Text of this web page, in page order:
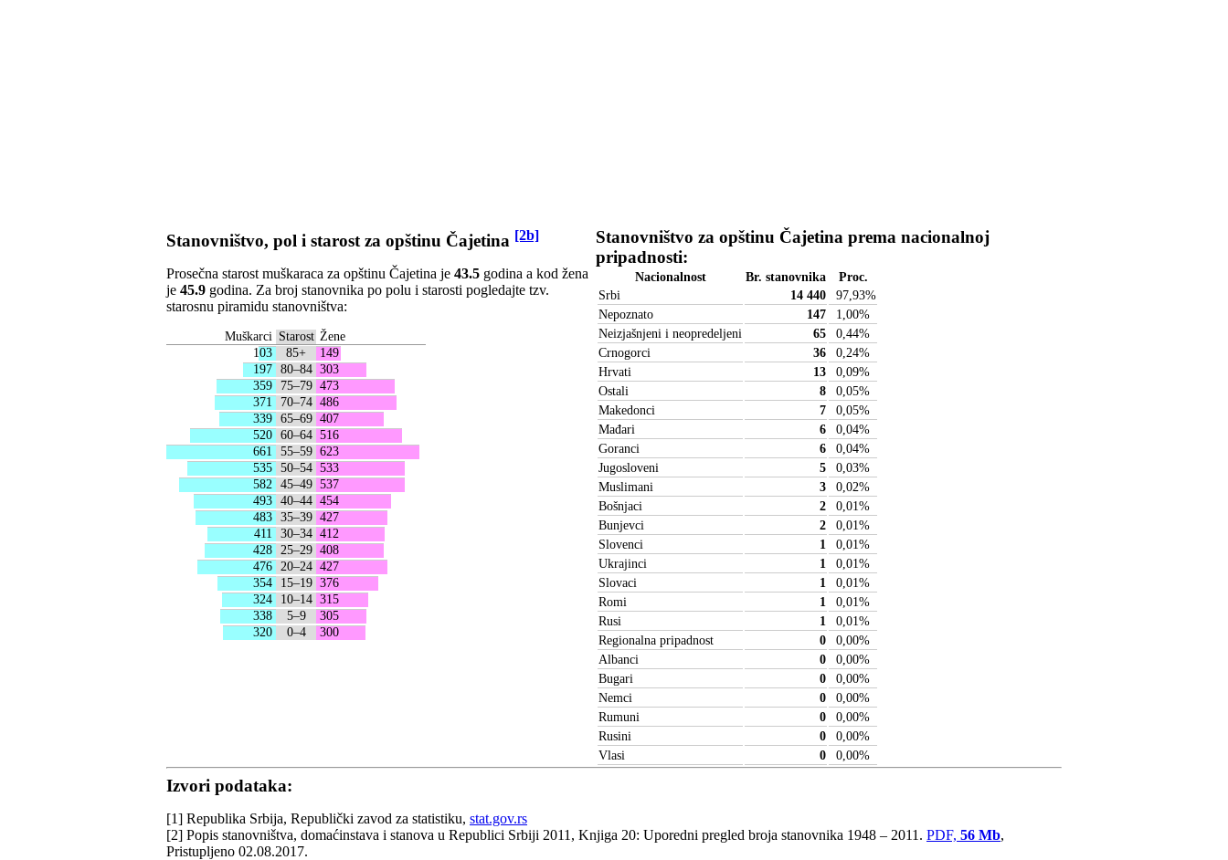
Stanovništvo, pol i starost za opštinu Čajetina [2b]
Prosečna starost muškaraca za opštinu Čajetina je 43.5 godina a kod žena
je 45.9 godina. Za broj stanovnika po polu i starosti pogledajte tzv.
starosnu piramidu stanovništva:
Muškarci Starost Žene
103
85+
149
197 80–84 303
359
75–79 473
371
70–74 486
339 65–69 407
520 60–64 516
661
55–59 623
535 50–54 533
582
45–49 537
493 40–44 454
483 35–39 427
411
30–34 412
428
25–29 408
476
20–24 427
354
15–19 376
324
10–14 315
338
5–9
305
320
0–4 300
Stanovništvo za opštinu Čajetina prema nacionalnoj
pripadnosti:
Nacionalnost Br. stanovnika
Proc.
Srbi
14 440 97,93%
Nepoznato
147 1,00%
Neizjašnjeni i neopredeljeni
65 0,44%
Crnogorci
36 0,24%
Hrvati
13 0,09%
Ostali
8 0,05%
Makedonci
7 0,05%
Mađari
6 0,04%
Goranci
6 0,04%
Jugosloveni
5 0,03%
Muslimani
3 0,02%
Bošnjaci
2 0,01%
Bunjevci
2 0,01%
Slovenci
1 0,01%
Ukrajinci
1 0,01%
Slovaci
1 0,01%
Romi
1 0,01%
Rusi
1 0,01%
Regionalna pripadnost
0 0,00%
Albanci
0 0,00%
Bugari
0 0,00%
Nemci
0 0,00%
Rumuni
0 0,00%
Rusini
0 0,00%
Vlasi
0 0,00%
Izvori podataka:
[1] Republika Srbija, Republički zavod za statistiku, stat.gov.rs
[2] Popis stanovništva, domaćinstava i stanova u Republici Srbiji 2011, Knjiga 20: Uporedni pregled broja stanovnika 1948 – 2011. PDF, 56 Mb,
Pristupljeno 02.08.2017.